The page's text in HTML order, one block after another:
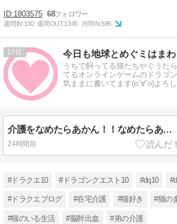
1803575 68
週間IN:130 週間OUT:1345 月間IN:585
17 今日も地球とめぐミはま
うちで飼ってる猫たちやぐうた
てるオンラインゲームのドラゴ
気ままに書いてます(o´∀`o)よろ
介護をなめたらあかん！！なめたらあっか～ん～（猫と弟の介護な日々）
24時間前
#ドラクエ10 #ドラゴンクエスト10 #dq10
#ドラクエブログ #在宅介護 #猫好き #猫の
#猫のいる生活 #脳幹出血 #弟の介護